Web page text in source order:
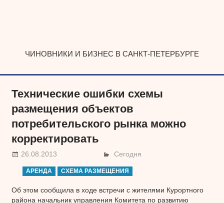
ЧИНОВНИКИ И БИЗНЕС В САНКТ-ПЕТЕРБУРГЕ
Технические ошибки схемы
размещения объектов
потребительского рынка можно
корректировать
26.08.2013 Сегодня
АРЕНДА СХЕМА РАЗМЕЩЕНИЯ
Об этом сообщила в ходе встречи с жителями Курортного
района начальник управления Комитета по развитию